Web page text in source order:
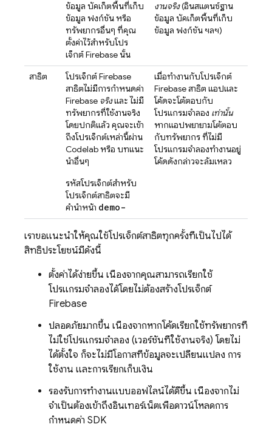
ข้อมูล บัคเก็ตพื้นที่เก็บ
ข้อมูล ฟังก์ชัน หรือ
ทรัพยากรอื่นๆ ที่คุณ
ตั้งค่าไว้สำหรับโปร
เจ็กต์ Firebase นั้น
งานจริง(อินสแตนซ์ฐาน
ข้อมูล บัคเก็ตพื้นที่เก็บ
ข้อมูล ฟังก์ชัน ฯลฯ)
สาธิต
โปรเจ็กต์ Firebase
สาธิตไม่มีการกำหนดค่า
Firebase จริงและ ไม่มี
ทรัพยากรที่ใช้งานจริง
โดยปกติแล้ว คุณจะเข้า
ถึงโปรเจ็กต์เหล่านี้ผ่าน
Codelab หรือ บทแนะ
นำอื่นๆ
รหัสโปรเจ็กต์สำหรับ
โปรเจ็กต์สาธิตจะมี
คำนำหน้า demo-
เมื่อทำงานกับโปรเจ็กต์
Firebase สาธิต แอปและ
โค้ดจะโต้ตอบกับ
โปรแกรมจำลอง เท่านั้น
หากแอปพยายามโต้ตอบ
กับทรัพยากร ที่ไม่มี
โปรแกรมจำลองทำงานอยู่
โค้ดดังกล่าวจะล้มเหลว
เราขอแนะนำให้คุณใช้โปรเจ็กต์สาธิตทุกครั้งที่เป็นไปได้
สิทธิประโยชน์มีดังนี้
ตั้งค่าได้ง่ายขึ้น เนื่องจากคุณสามารถเรียกใช้
โปรแกรมจำลองได้โดยไม่ต้องสร้างโปรเจ็กต์
Firebase
ปลอดภัยมากขึ้น เนื่องจากหากโค้ดเรียกใช้ทรัพยากรที่
ไม่ใช่โปรแกรมจำลอง (เวอร์ชันที่ใช้งานจริง) โดยไม่
ได้ตั้งใจ ก็จะไม่มีโอกาสที่ข้อมูลจะเปลี่ยนแปลง การ
ใช้งาน และการเรียกเก็บเงิน
รองรับการทำงานแบบออฟไลน์ได้ดีขึ้น เนื่องจากไม่
จำเป็นต้องเข้าถึงอินเทอร์เน็ตเพื่อดาวน์โหลดการ
กำหนดค่า SDK